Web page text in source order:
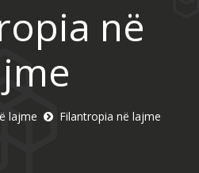
në
lajme Filantropia në lajme